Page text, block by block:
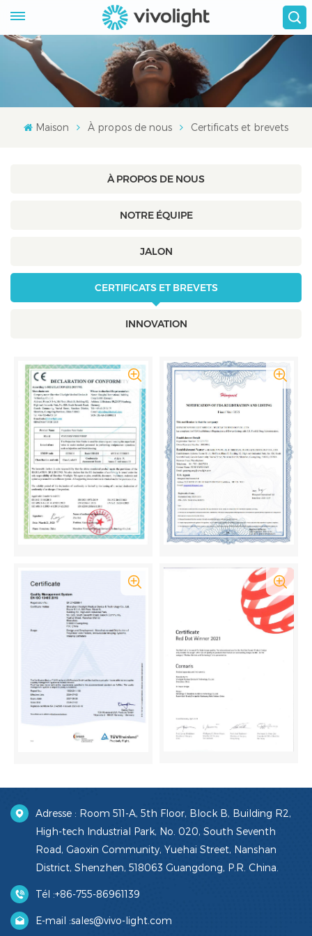
Maison À propos de nous Certificats et brevets
À PROPOS DE NOUS
NOTRE ÉQUIPE
JALON
CERTIFICATS ET BREVETS
INNOVATION
Adresse : Room 511-A, 5th Floor, Block B, Building R2,
High-tech Industrial Park, No. 020, South Seventh
Road, Gaoxin Community, Yuehai Street, Nanshan
District, Shenzhen, 518063 Guangdong, P.R. China.
Tél :+86-755-86961139
E-mail :sales@vivo-light.com